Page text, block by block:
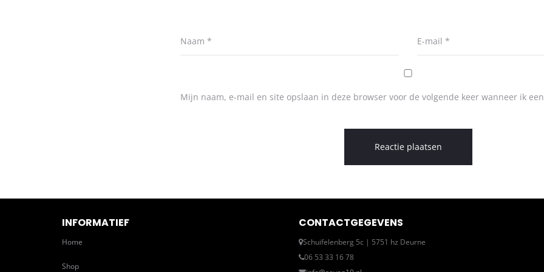
Naam * E-mail *
Mijn naam, e-mail en site opslaan in deze browser voor de volgende keer wanneer ik
INFORMATIEF
Home
Shop
CONTACTGEGEVENS
Schuifelenberg 5c | 5751 hz Deurne
06 53 33 16 78